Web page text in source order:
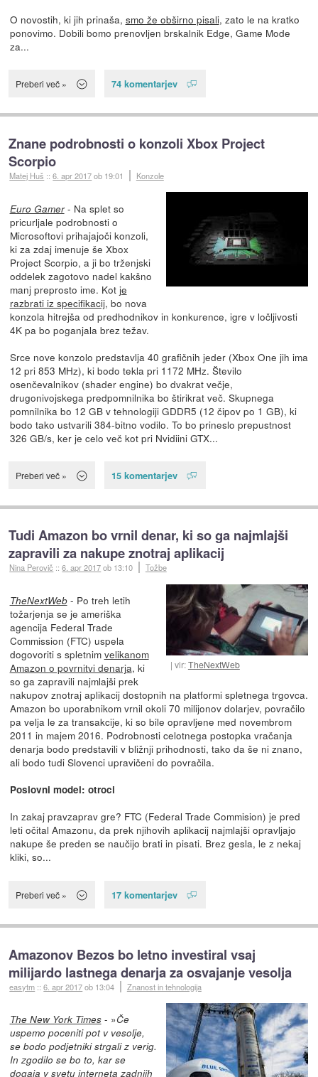
O novostih, ki jih prinaša, smo že obširno pisali, zato le na kratko
ponovimo. Dobili bomo prenovljen brskalnik Edge, Game Mode
za...
Preberi več » 74 komentarjev
Znane podrobnosti o konzoli Xbox Project
Scorpio
Matej Huš ::6. apr 2017ob 19:01 Konzole
Euro Gamer- Na splet so
pricurljale podrobnosti o
Microsoftovi prihajajoči konzoli,
ki za zdaj imenuje še Xbox
Project Scorpio, a ji bo trženjski
oddelek zagotovo nadel kakšno
manj preprosto ime. Kot je
razbrati iz specifikacij, bo nova
konzola hitrejša od predhodnikov in konkurence, igre v ločljivosti
4K pa bo poganjala brez težav.
Srce nove konzolo predstavlja 40 grafičnih jeder (Xbox One jih ima
12 pri 853 MHz), ki bodo tekla pri 1172 MHz. Število
osenčevalnikov (shader engine) bo dvakrat večje,
drugonivojskega predpomnilnika bo štirikrat več. Skupnega
pomnilnika bo 12 GB v tehnologiji GDDR5 (12 čipov po 1 GB), ki
bodo tako ustvarili 384-bitno vodilo. To bo prineslo prepustnost
326 GB/s, ker je celo več kot pri Nvidiini GTX...
Preberi več » 15 komentarjev
Tudi Amazon bo vrnil denar, ki so ga najmlajši
zapravili za nakupe znotraj aplikacij
Nina Perovič ::6. apr 2017ob 13:10 Tožbe
vir:TheNextWeb
TheNextWeb- Po treh letih
tožarjenja se je ameriška
agencija Federal Trade
Commission (FTC) uspela
dogovoriti s spletnim velikanom
Amazon o povrnitvi denarja, ki
so ga zapravili najmlajši prek
nakupov znotraj aplikacij dostopnih na platformi spletnega trgovca.
Amazon bo uporabnikom vrnil okoli 70 milijonov dolarjev, povračilo
pa velja le za transakcije, ki so bile opravljene med novembrom
2011 in majem 2016. Podrobnosti celotnega postopka vračanja
denarja bodo predstavili v bližnji prihodnosti, tako da še ni znano,
ali bodo tudi Slovenci upravičeni do povračila.
Poslovni model: otroci
In zakaj pravzaprav gre? FTC (Federal Trade Commision) je pred
leti očital Amazonu, da prek njihovih aplikacij najmlajši opravljajo
nakupe še preden se naučijo brati in pisati. Brez gesla, le z nekaj
kliki, so...
Preberi več » 17 komentarjev
Amazonov Bezos bo letno investiral vsaj
milijardo lastnega denarja za osvajanje vesolja
easytm ::6. apr 2017ob 13:04 Znanost in tehnologija
The New York Times- »Če
uspemo poceniti pot v vesolje,
se bodo podjetniki strgali z verig.
In zgodilo se bo to, kar se
dogaja v svetu interneta zadnjih